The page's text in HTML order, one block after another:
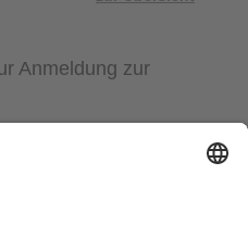
Anmeldung zur